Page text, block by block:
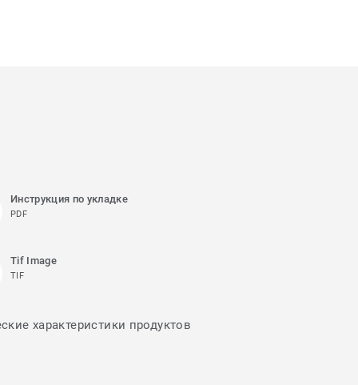
Инструкция по укладке
PDF
Tif Image
TIF
характеристики продуктов